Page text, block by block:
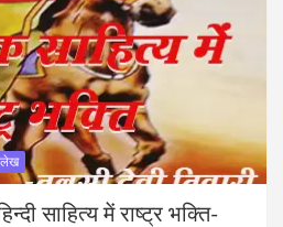
साहित्य में राष्ट्र भक्ति-